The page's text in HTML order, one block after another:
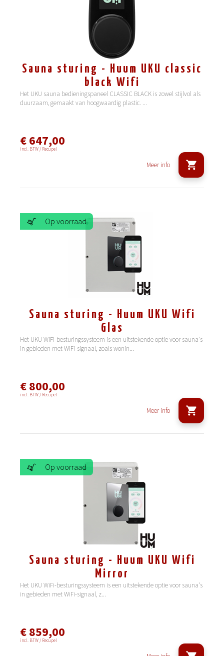
Sauna sturing - Huum UKU classic
black Wifi
Het UKU sauna bedieningspaneel CLASSIC BLACK is zowel stijlvol als
duurzaam, gemaakt van hoogwaardig plastic. ...
€ 647,00
incl. BTW / Recupel
Meer info
Op voorraad
Sauna sturing - Huum UKU Wifi
Glas
Het UKU WiFi-besturingssysteem is een uitstekende optie voor sauna's
in gebieden met WiFi-signaal, zoals wonin...
€ 800,00
incl. BTW / Recupel
Meer info
Op voorraad
Sauna sturing - Huum UKU Wifi
Mirror
Het UKU WiFi-besturingssysteem is een uitstekende optie voor sauna's
in gebieden met WiFi-signaal, z...
€ 859,00
incl. BTW / Recupel